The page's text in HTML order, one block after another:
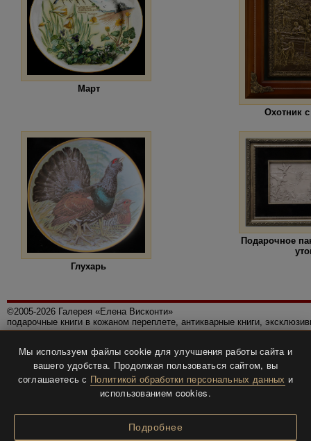
Март
Охотник
Глухарь
Подарочное
©2005-2026 Галерея «Елена Висконти»
подарочные книги в кожаном переплете, антикварные книги,
Политика конфиденциальности
Все права защищены.
Разработка и дизайнBTV-info.
Мы используем файлы cookie для улучшения работы сайта и
вашего удобства. Продолжая пользоваться сайтом, вы
соглашаетесь с Политикой обработки персональных данных и
использованием cookies.
Подробнее